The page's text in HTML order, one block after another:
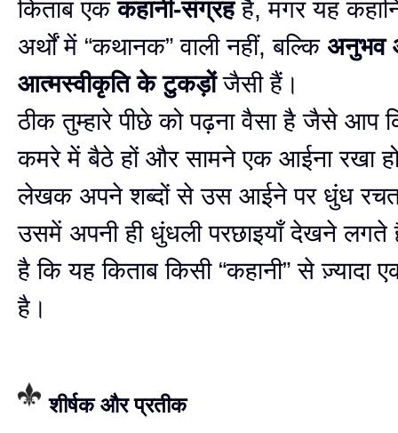
किताब एककहानी-संग्रहहै, मगर यह
अर्थों में “कथानक” वाली नहीं, बल्कि अनुभव
आत्मस्वीकृति के टुकड़ोंजैसी हैं।
ठीक तुम्हारे पीछे को पढ़ना वैसा है जैसे आप
कमरे में बैठे हों और सामने एक आईना रखा
लेखक अपने शब्दों से उस आईने पर धुंध
उसमें अपनी ही धुंधली परछाइयाँ देखने
है कि यह किताब किसी “कहानी” से ज़्यादा
है।
शीर्षक और प्रतीक